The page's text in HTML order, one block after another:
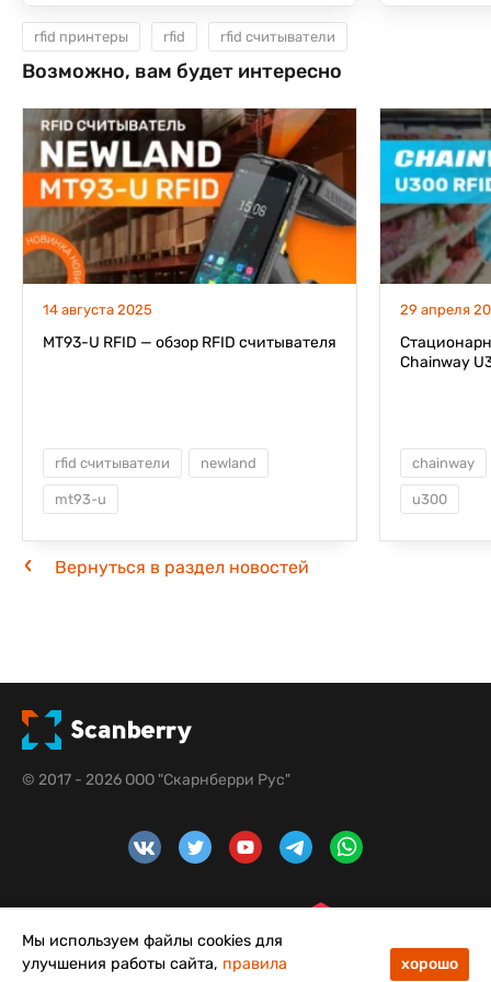
rfid принтеры rfid rfid считыватели
Возможно, вам будет интересно
14 августа 2025
MT93-U RFID — обзор RFID считывателя
rfid считыватели newland
mt93-u
29 апреля
Chainway
chainway
u300
Вернуться в раздел новостей
© 2017 - 2026 ООО "Скарнберри Рус"
Мы используем файлы cookies для
улучшения работы сайта, правила
хорошо